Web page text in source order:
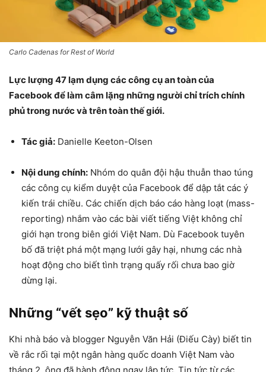
Carlo Cadenas for Rest of World
Lực lượng 47 lạm dụng các công cụ an toàn của
Facebook để làm câm lặng những người chỉ trích chính
phủ trong nước và trên toàn thế giới.
Tác giả: Danielle Keeton-Olsen
Nội dung chính: Nhóm do quân đội hậu thuẫn thao túng
các công cụ kiểm duyệt của Facebook để dập tắt các ý
kiến trái chiều. Các chiến dịch báo cáo hàng loạt (mass-
reporting) nhắm vào các bài viết tiếng Việt không chỉ
giới hạn trong biên giới Việt Nam. Dù Facebook tuyên
bố đã triệt phá một mạng lưới gây hại, nhưng các nhà
hoạt động cho biết tình trạng quấy rối chưa bao giờ
dừng lại.
Những “vết sẹo” kỹ thuật số
Khi nhà báo và blogger Nguyễn Văn Hải (Điếu Cày) biết tin
về rắc rối tại một ngân hàng quốc doanh Việt Nam vào